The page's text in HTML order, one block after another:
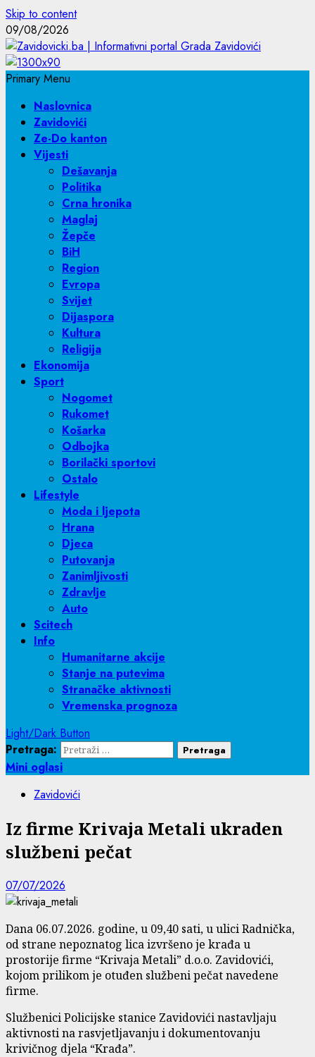
Skip to content
09/08/2026
Primary Menu
Naslovnica
Zavidovići
Ze-Do kanton
Vijesti
Dešavanja
Politika
Crna hronika
Maglaj
Žepče
BiH
Region
Evropa
Svijet
Dijaspora
Kultura
Religija
Ekonomija
Sport
Nogomet
Rukomet
Košarka
Odbojka
Borilački sportovi
Ostalo
Lifestyle
Moda i ljepota
Hrana
Djeca
Putovanja
Zanimljivosti
Zdravlje
Auto
Scitech
Info
Humanitarne akcije
Stanje na putevima
Stranačke aktivnosti
Vremenska prognoza
Light/Dark Button
Pretraga:
Mini oglasi
Zavidovići
Iz firme Krivaja Metali ukraden
službeni pečat
07/07/2026
Dana 06.07.2026. godine, u 09,40 sati, u ulici Radnička,
od strane nepoznatog lica izvršeno je krađa u
prostorije firme “Krivaja Metali” d.o.o. Zavidovići,
kojom prilikom je otuđen službeni pečat navedene
firme.
Službenici Policijske stanice Zavidovići nastavljaju
aktivnosti na rasvjetljavanju i dokumentovanju
krivičnog djela “Krađa”.